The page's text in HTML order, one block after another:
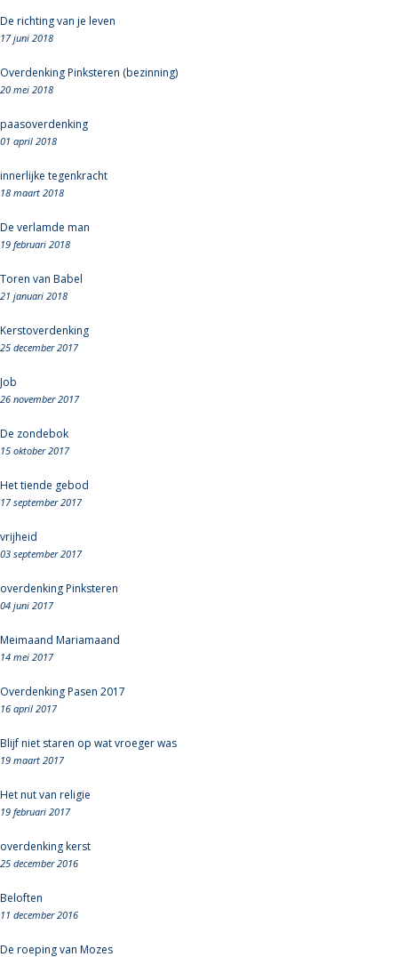
De richting van je leven
17 juni 2018
Overdenking Pinksteren (bezinning)
20 mei 2018
paasoverdenking
01 april 2018
innerlijke tegenkracht
18 maart 2018
De verlamde man
19 februari 2018
Toren van Babel
21 januari 2018
Kerstoverdenking
25 december 2017
Job
26 november 2017
De zondebok
15 oktober 2017
Het tiende gebod
17 september 2017
vrijheid
03 september 2017
overdenking Pinksteren
04 juni 2017
Meimaand Mariamaand
14 mei 2017
Overdenking Pasen 2017
16 april 2017
Blijf niet staren op wat vroeger was
19 maart 2017
Het nut van religie
19 februari 2017
overdenking kerst
25 december 2016
Beloften
11 december 2016
De roeping van Mozes